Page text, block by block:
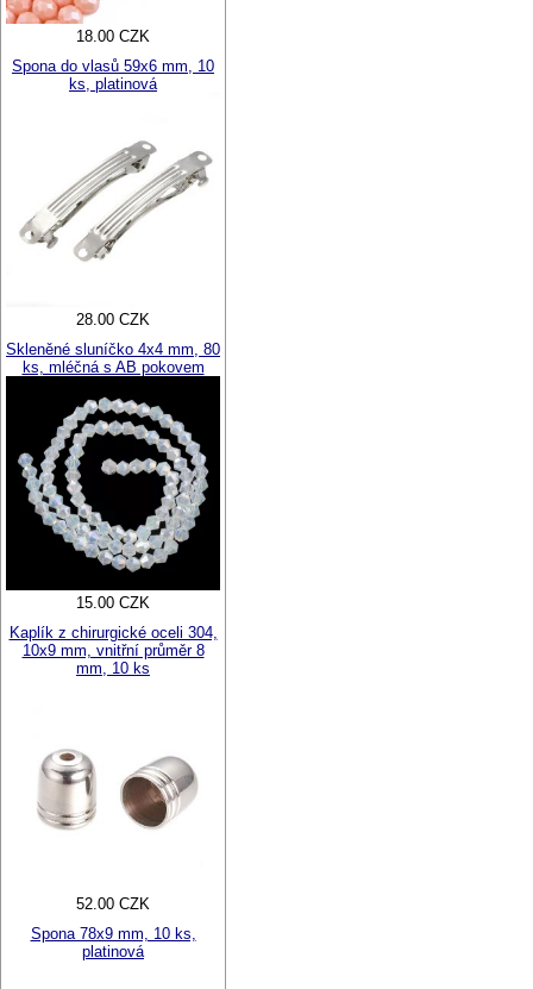
18.00 CZK
Spona do vlasů 59x6 mm, 10
ks, platinová
28.00 CZK
Skleněné sluníčko 4x4 mm, 80
ks, mléčná s AB pokovem
15.00 CZK
Kaplík z chirurgické oceli 304,
10x9 mm, vnitřní průměr 8
mm, 10 ks
52.00 CZK
Spona 78x9 mm, 10 ks,
platinová